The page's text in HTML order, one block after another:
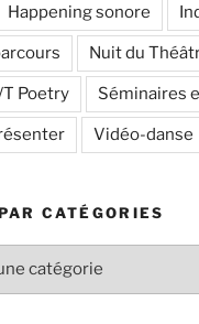
Happening sonore
Nuit du
T Poetry Séminaires
Vidéo-danse
CATÉGORIES